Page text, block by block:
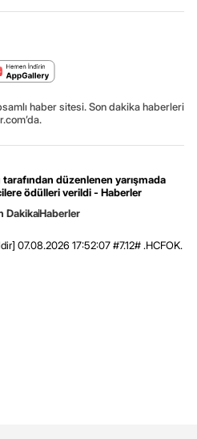
haber sitesi. Son dakika haberleri
düzenlenen yarışmada
ödülleri verildi - Haberler
DakikaHaberler
07.08.2026 17:52:07 #7.12# .HCFOK.